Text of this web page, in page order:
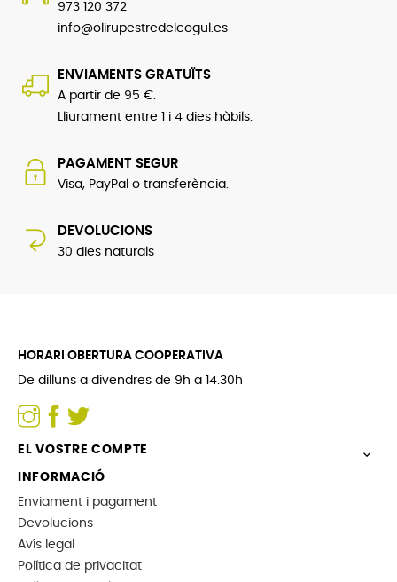
973 120 372
info@olirupestredelcogul.es
ENVIAMENTS GRATUÏTS
A partir de 95 €.
Lliurament entre 1 i 4 dies hàbils.
PAGAMENT SEGUR
Visa, PayPal o transferència.
DEVOLUCIONS
30 dies naturals
HORARI OBERTURA COOPERATIVA
De dilluns a divendres de 9h a 14.30h
EL VOSTRE COMPTE 
INFORMACIÓ
Enviament i pagament
Devolucions
Avís legal
Política de privacitat